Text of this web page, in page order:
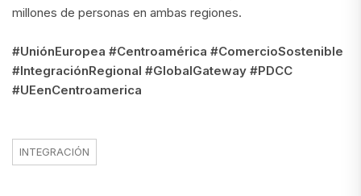
millones de personas en ambas regiones.
#UniónEuropea #Centroamérica #ComercioSostenible
#IntegraciónRegional #GlobalGateway #PDCC
#UEenCentroamerica
INTEGRACIÓN